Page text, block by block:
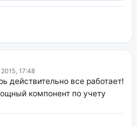
17:48
действительно все работает!
компонент по учету